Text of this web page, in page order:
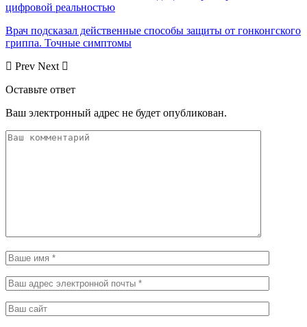
цифровой реальностью
Врач подсказал действенные способы защиты от гонконгского
гриппа. Точные симптомы
Prev Next
Оставьте ответ
Ваш электронный адрес не будет опубликован.